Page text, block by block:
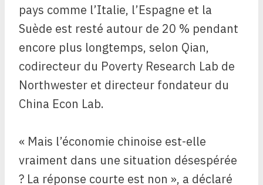
pays comme l’Italie, l’Espagne et la
Suède est resté autour de 20 % pendant
encore plus longtemps, selon Qian,
codirecteur du Poverty Research Lab de
Northwester et directeur fondateur du
China Econ Lab.
« Mais l’économie chinoise est-elle
vraiment dans une situation désespérée
? La réponse courte est non », a déclaré